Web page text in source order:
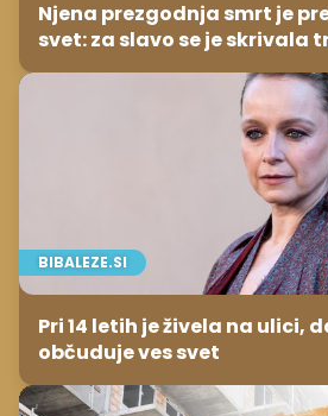
Njena prezgodnja smrt je
svet: za slavo se je skrivala
BIBALEZE.SI
Pri 14 letih je živela na ulici,
občuduje ves svet